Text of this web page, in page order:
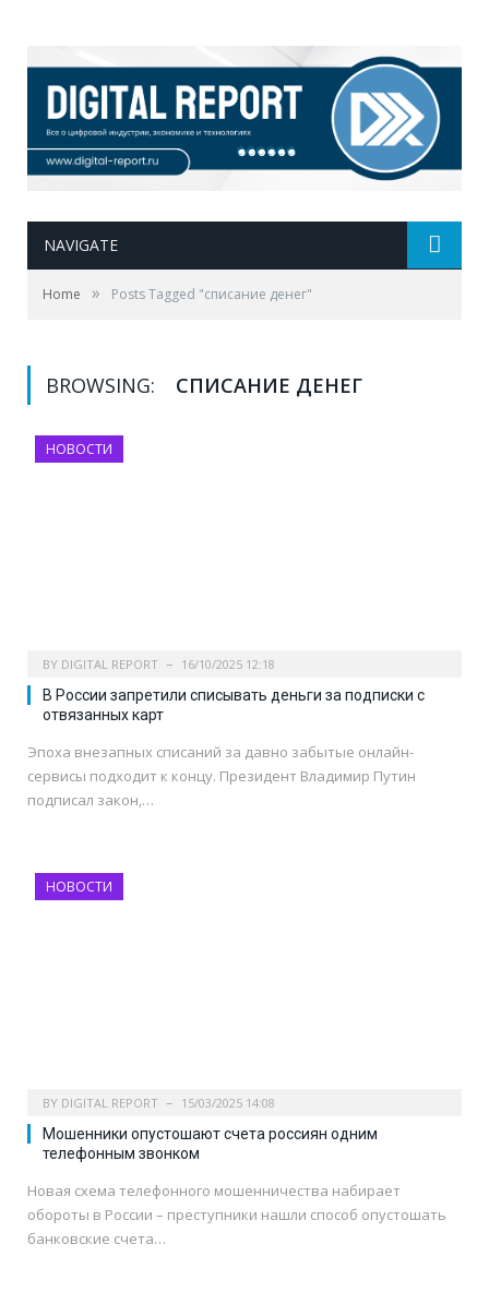
NAVIGATE
Home » Posts Tagged "списание денег"
BROWSING: СПИСАНИЕ ДЕНЕГ
НОВОСТИ
BY DIGITAL REPORT 16/10/2025 12:18
В России запретили списывать деньги за подписки с
отвязанных карт
Эпоха внезапных списаний за давно забытые онлайн-
сервисы подходит к концу. Президент Владимир Путин
подписал закон,…
НОВОСТИ
BY DIGITAL REPORT 15/03/2025 14:08
Мошенники опустошают счета россиян одним
телефонным звонком
Новая схема телефонного мошенничества набирает
обороты в России – преступники нашли способ опустошать
банковские счета…